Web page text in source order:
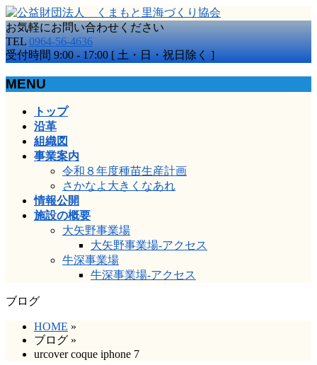
お気軽にお問い合わせください
TEL 0964-56-4636
受付時間 9:00 - 17:00 [ 土・日・祝日除く ]
MENU
トップ
沿革
組織図
事業案内
令和８年度種苗生産計画
さかなよ大きくなあれ
情報公開
施設の概要
大矢野事業場
大矢野事業場-アクセス
牛深事業場
牛深事業場-アクセス
ブログ
HOME »
ブログ »
urcover coque iphone 7